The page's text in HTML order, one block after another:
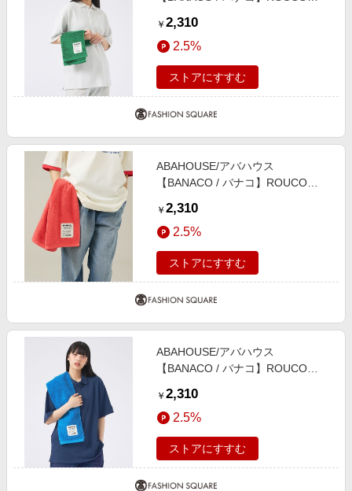
リーン F
￥ 2,310
2.5%
ストアにすすむ
ABAHOUSE/アバハウス
【BANACO / バナコ】ROUCO
ッド F
￥ 2,310
2.5%
ストアにすすむ
ABAHOUSE/アバハウス
【BANACO / バナコ】ROUCO
ルー F
￥ 2,310
2.5%
ストアにすすむ